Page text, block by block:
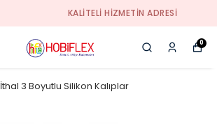
KALİTELİ HİZMETİN ADRESİ
0
İthal 3 Boyutlu Silikon Kalıplar